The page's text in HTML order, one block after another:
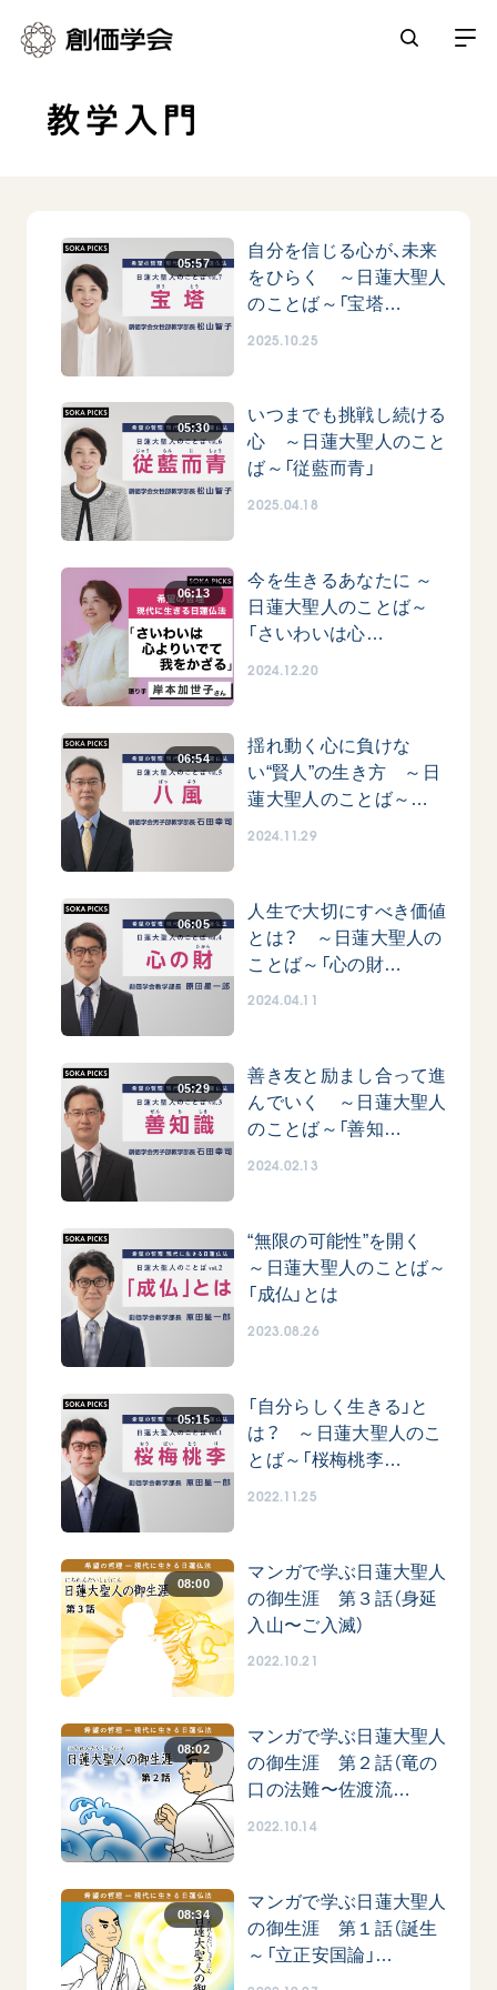
創価学会とは
祈り
御本尊
聖典
日蓮大聖人の仏法（教学入門）
釈尊～法華経
日蓮大聖人
創価学会の三代会長
初代会長・牧口常三郎先生
第3代会長・池田大作先生
学会永遠の五指針
朝晩の祈り（勤行・唱題）
座談会
仏法を語る
主な行事
年間の活動について
友人葬
平和・文化・教育
「平和の文化」を構築
核兵器の廃絶に向け連帯を拡大
「持続可能な開発目標（SDGs）」の取り組み
人道支援
音楽活動
展示活動
教育本部の活動
図書贈呈
世界の創価学会
世界の創価学会の歴史
基本情報
創価学会 会憲
創価学会 会則
創価学会 社会憲章
組織・機構
会長・理事長・各部長の紹介
沿革
略年表
関連団体
道府県中心会館
会員サポート
座談会御書ｅ講義
御書検索［新版］
関連リンク
創価学会総本部
墓地公園・納骨堂
聖教電子版
聖教ブックストア
soka youth media
Soka Gakkai グローバルサイト
SGIピースサイト
ご利用にあたって
SOKA PICKS
心」 長崎県 吉岡加…
2026.08.09
SDGs 平和 動画
証言
教学入門
05:57
自分を信じる心が、未来
をひらく ～日蓮大聖人
のことば～「宝塔…
2025.10.25
05:30
いつまでも挑戦し続ける
心 ～日蓮大聖人のこと
ば～「従藍而青」
2025.04.18
06:13
今を生きるあなたに ～
日蓮大聖人のことば～
「さいわいは心…
2024.12.20
06:54
揺れ動く心に負けな
い“賢人”の生き方 ～日
蓮大聖人のことば～…
2024.11.29
06:05
人生で大切にすべき価値
とは？ ～日蓮大聖人の
ことば～「心の財…
2024.04.11
05:29
善き友と励まし合って進
んでいく ～日蓮大聖人
のことば～「善知…
2024.02.13
“無限の可能性”を開く
～日蓮大聖人のことば～
「成仏」とは
2023.08.26
05:15
「自分らしく生きる」と
は？ ～日蓮大聖人のこ
とば～「桜梅桃李…
2022.11.25
08:00
マンガで学ぶ日蓮大聖人
の御生涯 第３話（身延
入山〜ご入滅）
2022.10.21
08:02
マンガで学ぶ日蓮大聖人
の御生涯 第２話（竜の
口の法難〜佐渡流…
2022.10.14
08:34
マンガで学ぶ日蓮大聖人
の御生涯 第１話（誕生
～「立正安国論」…